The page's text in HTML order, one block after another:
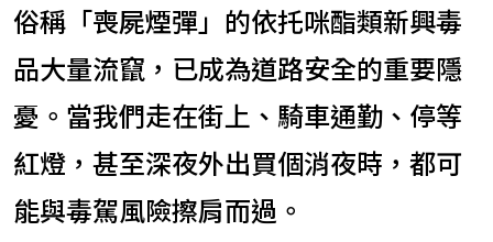
俗稱「喪屍煙彈」的依托咪酯類新興毒
品大量流竄，已成為道路安全的重要隱
憂。當我們走在街上、騎車通勤、停等
紅燈，甚至深夜外出買個消夜時，都可
能與毒駕風險擦肩而過。